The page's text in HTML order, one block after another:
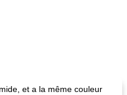
et a la même couleur